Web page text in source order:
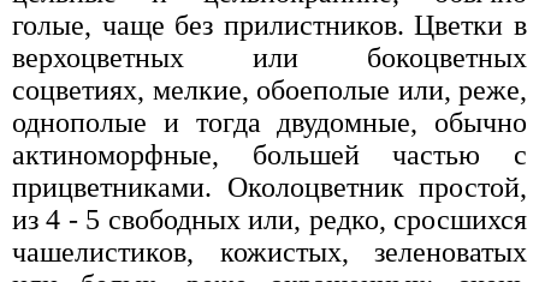
голые, чаще без прилистников. Цветки в
верхоцветных или бокоцветных
соцветиях, мелкие, обоеполые или, реже,
однополые и тогда двудомные, обычно
актиноморфные, большей частью с
прицветниками. Околоцветник простой,
из 4 - 5 свободных или, редко, сросшихся
чашелистиков, кожистых, зеленоватых